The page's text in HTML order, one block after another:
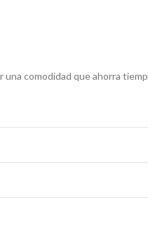
comodidad que ahorra